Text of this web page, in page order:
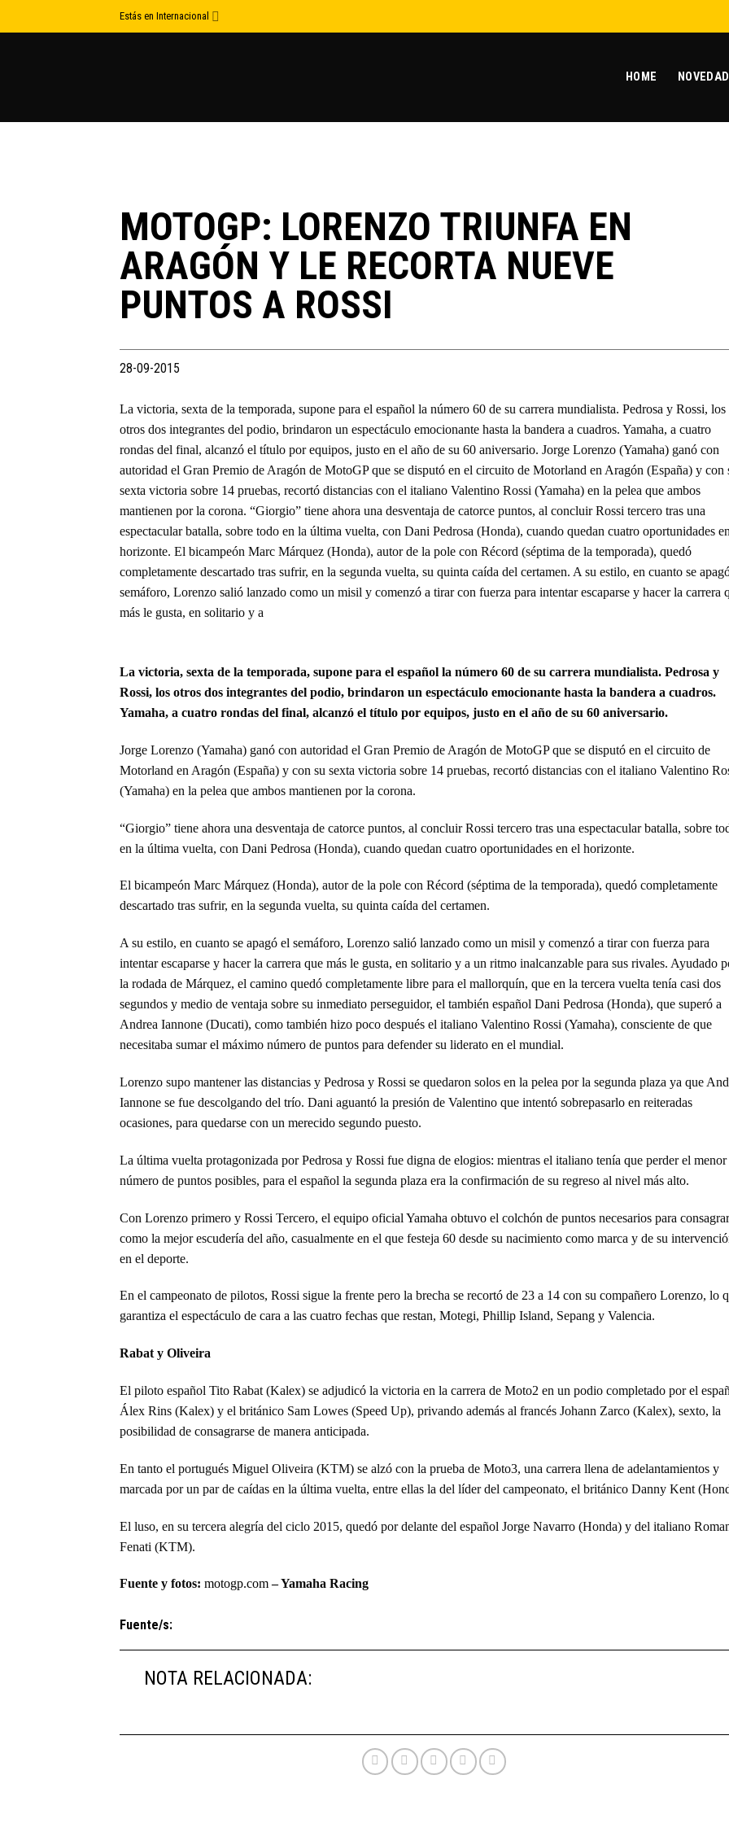
to
Estás en Internacional
HOME
MOTOGP: LORENZO TRIUNFA EN
ARAGÓN Y LE RECORTA NUEVE
PUNTOS A ROSSI
28-09-2015
La victoria, sexta de la temporada, supone para el español la número 60 de su carrera mundialista. Pedrosa y Rossi, los
otros dos integrantes del podio, brindaron un espectáculo emocionante hasta la bandera a cuadros. Yamaha, a cuatro
rondas del final, alcanzó el título por equipos, justo en el año de su 60 aniversario. Jorge Lorenzo (Yamaha) ganó con
autoridad el Gran Premio de Aragón de MotoGP que se disputó en el circuito de Motorland en Aragón (España) y con
sexta victoria sobre 14 pruebas, recortó distancias con el italiano Valentino Rossi (Yamaha) en la pelea que ambos
mantienen por la corona. “Giorgio” tiene ahora una desventaja de catorce puntos, al concluir Rossi tercero tras una
espectacular batalla, sobre todo en la última vuelta, con Dani Pedrosa (Honda), cuando quedan cuatro oportunidades
horizonte. El bicampeón Marc Márquez (Honda), autor de la pole con Récord (séptima de la temporada), quedó
completamente descartado tras sufrir, en la segunda vuelta, su quinta caída del certamen. A su estilo, en cuanto se
semáforo, Lorenzo salió lanzado como un misil y comenzó a tirar con fuerza para intentar escaparse y hacer la carrera
más le gusta, en solitario y a
La victoria, sexta de la temporada, supone para el español la número 60 de su carrera mundialista. Pedrosa y
Rossi, los otros dos integrantes del podio, brindaron un espectáculo emocionante hasta la bandera a cuadros.
Yamaha, a cuatro rondas del final, alcanzó el título por equipos, justo en el año de su 60 aniversario.
Jorge Lorenzo (Yamaha) ganó con autoridad el Gran Premio de Aragón de MotoGP que se disputó en el circuito de
Motorland en Aragón (España) y con su sexta victoria sobre 14 pruebas, recortó distancias con el italiano Valentino
(Yamaha) en la pelea que ambos mantienen por la corona.
“Giorgio” tiene ahora una desventaja de catorce puntos, al concluir Rossi tercero tras una espectacular batalla, sobre
en la última vuelta, con Dani Pedrosa (Honda), cuando quedan cuatro oportunidades en el horizonte.
El bicampeón Marc Márquez (Honda), autor de la pole con Récord (séptima de la temporada), quedó completamente
descartado tras sufrir, en la segunda vuelta, su quinta caída del certamen.
A su estilo, en cuanto se apagó el semáforo, Lorenzo salió lanzado como un misil y comenzó a tirar con fuerza para
intentar escaparse y hacer la carrera que más le gusta, en solitario y a un ritmo inalcanzable para sus rivales. Ayudado
la rodada de Márquez, el camino quedó completamente libre para el mallorquín, que en la tercera vuelta tenía casi dos
segundos y medio de ventaja sobre su inmediato perseguidor, el también español Dani Pedrosa (Honda), que superó a
Andrea Iannone (Ducati), como también hizo poco después el italiano Valentino Rossi (Yamaha), consciente de que
necesitaba sumar el máximo número de puntos para defender su liderato en el mundial.
Lorenzo supo mantener las distancias y Pedrosa y Rossi se quedaron solos en la pelea por la segunda plaza ya que
Iannone se fue descolgando del trío. Dani aguantó la presión de Valentino que intentó sobrepasarlo en reiteradas
ocasiones, para quedarse con un merecido segundo puesto.
La última vuelta protagonizada por Pedrosa y Rossi fue digna de elogios: mientras el italiano tenía que perder el menor
número de puntos posibles, para el español la segunda plaza era la confirmación de su regreso al nivel más alto.
Con Lorenzo primero y Rossi Tercero, el equipo oficial Yamaha obtuvo el colchón de puntos necesarios para
como la mejor escudería del año, casualmente en el que festeja 60 desde su nacimiento como marca y de su
en el deporte.
En el campeonato de pilotos, Rossi sigue la frente pero la brecha se recortó de 23 a 14 con su compañero Lorenzo, lo
garantiza el espectáculo de cara a las cuatro fechas que restan, Motegi, Phillip Island, Sepang y Valencia.
Rabat y Oliveira
El piloto español Tito Rabat (Kalex) se adjudicó la victoria en la carrera de Moto2 en un podio completado por el
Álex Rins (Kalex) y el británico Sam Lowes (Speed Up), privando además al francés Johann Zarco (Kalex), sexto, la
posibilidad de consagrarse de manera anticipada.
En tanto el portugués Miguel Oliveira (KTM) se alzó con la prueba de Moto3, una carrera llena de adelantamientos y
marcada por un par de caídas en la última vuelta, entre ellas la del líder del campeonato, el británico Danny Kent
El luso, en su tercera alegría del ciclo 2015, quedó por delante del español Jorge Navarro (Honda) y del italiano
Fenati (KTM).
Fuente y fotos: motogp.com– Yamaha Racing
Fuente/s:
NOTA RELACIONADA: